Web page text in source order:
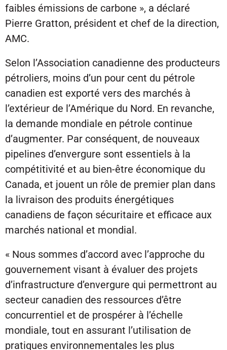
faibles émissions de carbone », a déclaré
Pierre Gratton, président et chef de la direction,
AMC.
Selon l’Association canadienne des producteurs
pétroliers, moins d’un pour cent du pétrole
canadien est exporté vers des marchés à
l’extérieur de l’Amérique du Nord. En revanche,
la demande mondiale en pétrole continue
d’augmenter. Par conséquent, de nouveaux
pipelines d’envergure sont essentiels à la
compétitivité et au bien-être économique du
Canada, et jouent un rôle de premier plan dans
la livraison des produits énergétiques
canadiens de façon sécuritaire et efficace aux
marchés national et mondial.
« Nous sommes d’accord avec l’approche du
gouvernement visant à évaluer des projets
d’infrastructure d’envergure qui permettront au
secteur canadien des ressources d’être
concurrentiel et de prospérer à l’échelle
mondiale, tout en assurant l’utilisation de
pratiques environnementales les plus